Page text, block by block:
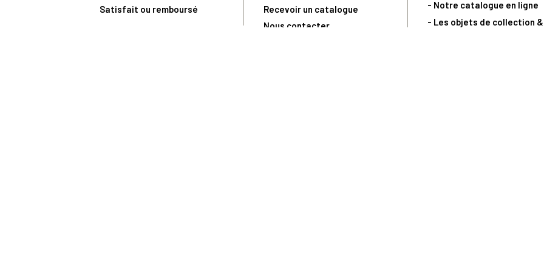
Satisfait ou remboursé
Recevoir un catalogue
Nous contacter
- Notre catalogue en ligne
- Les objets de collection